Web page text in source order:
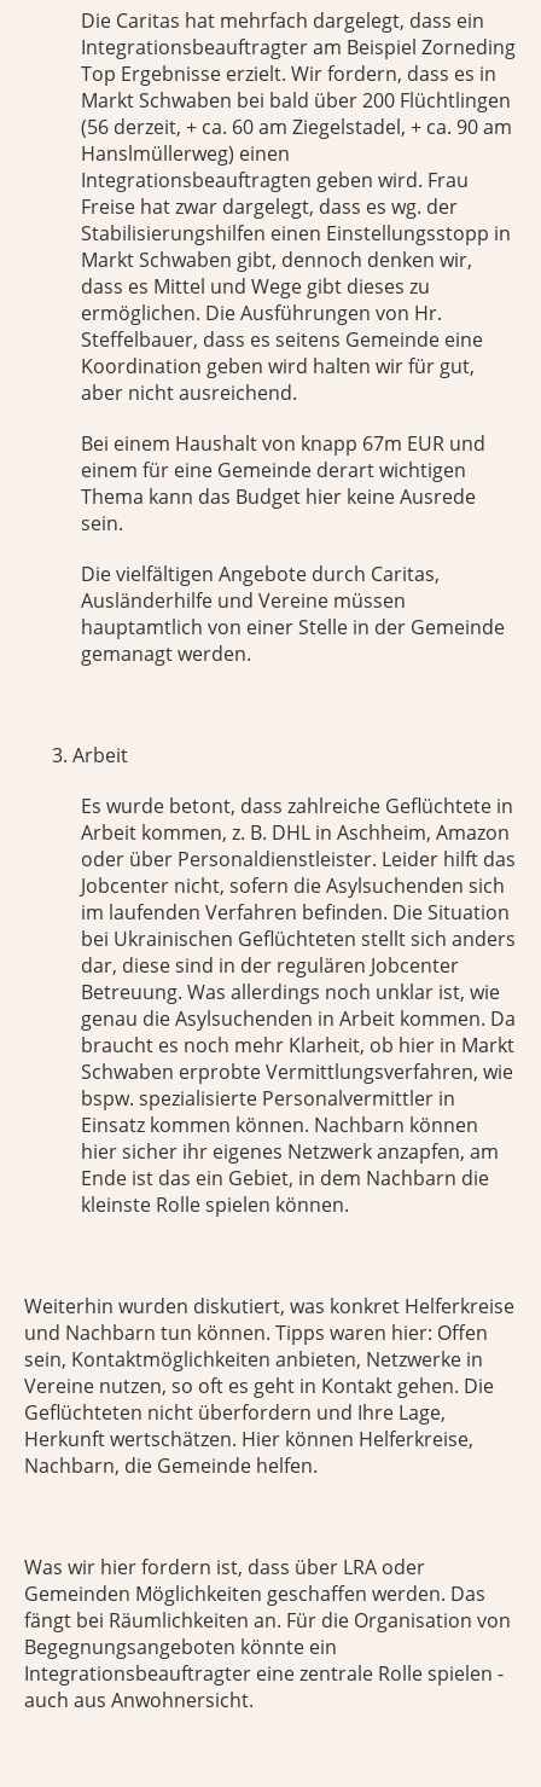
Die Caritas hat mehrfach dargelegt, dass ein
Integrationsbeauftragter am Beispiel Zorneding
Top Ergebnisse erzielt. Wir fordern, dass es in
Markt Schwaben bei bald über 200 Flüchtlingen
(56 derzeit, + ca. 60 am Ziegelstadel, + ca. 90 am
Hanslmüllerweg) einen
Integrationsbeauftragten geben wird. Frau
Freise hat zwar dargelegt, dass es wg. der
Stabilisierungshilfen einen Einstellungsstopp in
Markt Schwaben gibt, dennoch denken wir,
dass es Mittel und Wege gibt dieses zu
ermöglichen. Die Ausführungen von Hr.
Steffelbauer, dass es seitens Gemeinde eine
Koordination geben wird halten wir für gut,
aber nicht ausreichend.
Bei einem Haushalt von knapp 67m EUR und
einem für eine Gemeinde derart wichtigen
Thema kann das Budget hier keine Ausrede
sein.
Die vielfältigen Angebote durch Caritas,
Ausländerhilfe und Vereine müssen
hauptamtlich von einer Stelle in der Gemeinde
gemanagt werden.
Arbeit
Es wurde betont, dass zahlreiche Geflüchtete in
Arbeit kommen, z. B. DHL in Aschheim, Amazon
oder über Personaldienstleister. Leider hilft das
Jobcenter nicht, sofern die Asylsuchenden sich
im laufenden Verfahren befinden. Die Situation
bei Ukrainischen Geflüchteten stellt sich anders
dar, diese sind in der regulären Jobcenter
Betreuung. Was allerdings noch unklar ist, wie
genau die Asylsuchenden in Arbeit kommen. Da
braucht es noch mehr Klarheit, ob hier in Markt
Schwaben erprobte Vermittlungsverfahren, wie
bspw. spezialisierte Personalvermittler in
Einsatz kommen können. Nachbarn können
hier sicher ihr eigenes Netzwerk anzapfen, am
Ende ist das ein Gebiet, in dem Nachbarn die
kleinste Rolle spielen können.
Weiterhin wurden diskutiert, was konkret Helferkreise
und Nachbarn tun können. Tipps waren hier: Offen
sein, Kontaktmöglichkeiten anbieten, Netzwerke in
Vereine nutzen, so oft es geht in Kontakt gehen. Die
Geflüchteten nicht überfordern und Ihre Lage,
Herkunft wertschätzen. Hier können Helferkreise,
Nachbarn, die Gemeinde helfen.
Was wir hier fordern ist, dass über LRA oder
Gemeinden Möglichkeiten geschaffen werden. Das
fängt bei Räumlichkeiten an. Für die Organisation von
Begegnungsangeboten könnte ein
Integrationsbeauftragter eine zentrale Rolle spielen -
auch aus Anwohnersicht.